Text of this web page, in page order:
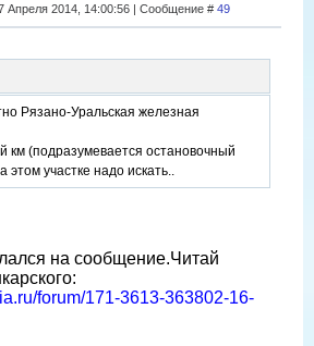
Апреля 2014, 14:00:56 | Сообщение # 49
Рязано-Уральская железная
км (подразумевается остановочный
этом участке надо искать..
на сообщение.Читай
forum/171-3613-363802-16-